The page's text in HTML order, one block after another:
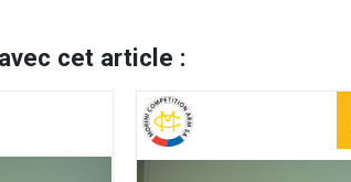
cet article :